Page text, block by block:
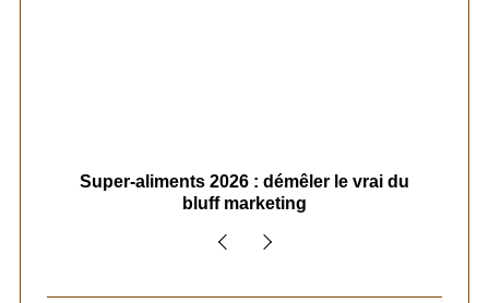
Super-aliments 2026 : démêler le vrai du
bluff marketing